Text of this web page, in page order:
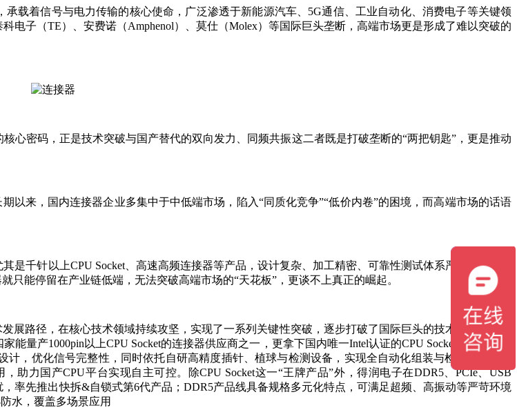
承载着信号与电力传输的核心使命，广泛渗透于新能源汽车、5G通信、工业自动化、消费电子等关键领
子（TE）、安费诺（Amphenol）、莫仕（Molex）等国际巨头垄断，高端市场更是形成了难以突破的
心密码，正是技术突破与国产替代的双向发力、同频共振这二者既是打破垄断的“两把钥匙”，更是推动
以来，国内连接器企业多集中于中低端市场，陷入“同质化竞争”“低价内卷”的困境，而高端市场的话语
千针以上CPU Socket、高速高频连接器等产品，设计复杂、加工精密、可靠性测试体系严苛，长期被
能停留在产业链低端，无法突破高端市场的“天花板”，更谈不上真正的崛起。
展路径，在核心技术领域持续攻坚，实现了一系列关键性突破，逐步打破了国际巨头的技术封锁。得润
量产1000pin以上CPU Socket的连接器供应商之一，更拿下国内唯一Intel认证的CPU Socket厂商资质，
，优化信号完整性，同时依托自研高精度插针、植球与检测设备，实现全自动化组装与检验，保障批
力国产CPU平台实现自主可控。除CPU Socket这一“王牌产品”外，得润电子在DDR5、PCIe、USB
率先推出快拆&自锁式第6代产品；DDR5产品线具备规格多元化特点，可满足超频、高振动等严苛环境
水，覆盖多场景应用